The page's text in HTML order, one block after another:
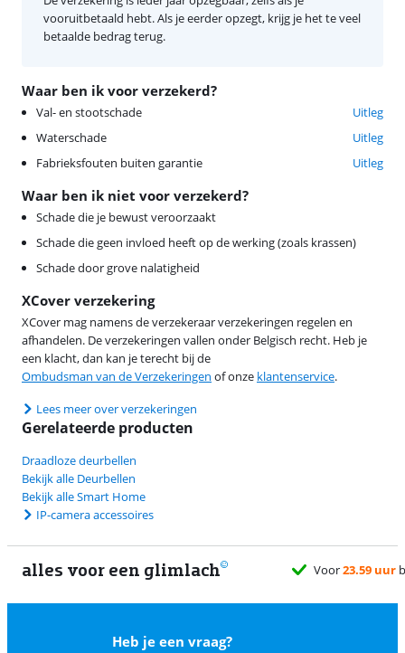
Waar ben ik voor verzekerd?
Val- en stootschade
Uitleg
Waterschade
Uitleg
Fabrieksfouten buiten garantie
Uitleg
Waar ben ik niet voor verzekerd?
Schade die je bewust veroorzaakt
Schade die geen invloed heeft op de werking (zoals krassen)
Schade door grove nalatigheid
XCover verzekering
XCover mag namens de verzekeraar verzekeringen regelen en
afhandelen. De verzekeringen vallen onder Belgisch recht. Heb je
een klacht, dan kan je terecht bij de
Ombudsman van de Verzekeringen of onze klantenservice.
Lees meer over verzekeringen
vooruitbetaald hebt. Als je eerder opzegt, krijg je het te veel
betaalde bedrag terug.
Gerelateerde producten
Draadloze deurbellen
Bekijk alle Deurbellen
Bekijk alle Smart Home
IP-camera accessoires
alles voor een glimlach 23.59 uurbesteld,
Heb je een vraag?